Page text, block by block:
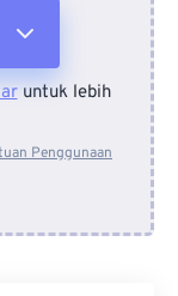
untuk lebih
Penggunaan